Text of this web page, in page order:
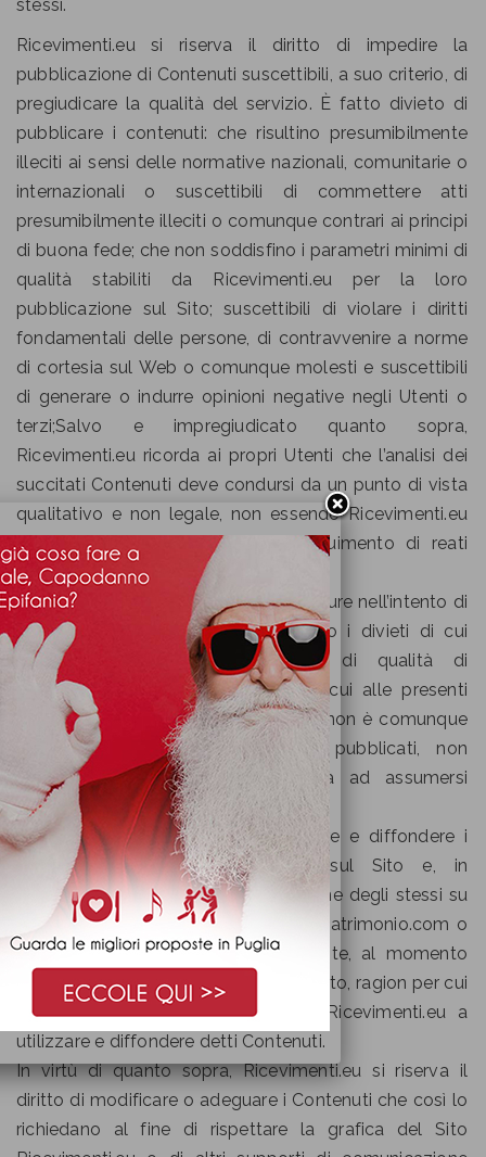
stessi.
Ricevimenti.eu si riserva il diritto di impedire la
pubblicazione di Contenuti suscettibili, a suo criterio, di
pregiudicare la qualità del servizio. È fatto divieto di
pubblicare i contenuti: che risultino presumibilmente
illeciti ai sensi delle normative nazionali, comunitarie o
internazionali o suscettibili di commettere atti
presumibilmente illeciti o comunque contrari ai principi
di buona fede; che non soddisfino i parametri minimi di
qualità stabiliti da Ricevimenti.eu per la loro
pubblicazione sul Sito; suscettibili di violare i diritti
fondamentali delle persone, di contravvenire a norme
di cortesia sul Web o comunque molesti e suscettibili
di generare o indurre opinioni negative negli Utenti o
terzi;Salvo e impregiudicato quanto sopra,
Ricevimenti.eu ricorda ai propri Utenti che l’analisi dei
succitati Contenuti deve condursi da un punto di vista
qualitativo e non legale, non essendo Ricevimenti.eu
legittimata né compente al perseguimento di reati
penali o alla denuncia di illeciti civili.
Nonostante Ricevimenti.eu adotti misure nell’intento di
garantire che i Contenuti non violino i divieti di cui
sopra e soddisfino i parametri di qualità di
Ricevimenti.eu nonché le norme di cui alle presenti
“Termini e condizioni”, Ricevimenti.eu non è comunque
tenuta a controllare i Contenuti pubblicati, non
essendo di conseguenza obbligata ad assumersi
alcuna responsabilità a tale titolo.
Ricevimenti.eu ha facoltà di utilizzare e diffondere i
Contenuti pubblicati dall’Azienda sul Sito e, in
particolare, di procedere alla diffusione degli stessi su
qualsiasi sito web amministrato da Matrimonio.com o
sui social network su cui sia presente, al momento
della pubblicazione di Contenuti sul Sito, ragion per cui
l’Azienda autorizza espressamente Ricevimenti.eu a
utilizzare e diffondere detti Contenuti.
In virtù di quanto sopra, Ricevimenti.eu si riserva il
diritto di modificare o adeguare i Contenuti che così lo
richiedano al fine di rispettare la grafica del Sito